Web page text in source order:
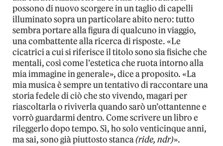
possono di nuovo scorgere in un taglio di capelli
illuminato sopra un particolare abito nero: tutto
sembra portare alla figura di qualcuno in viaggio,
una combattente alla ricerca di risposte. «Le
cicatrici a cui si riferisce il titolo sono sia fisiche che
mentali, così come l’estetica che ruota intorno alla
mia immagine in generale», dice a proposito. «La
mia musica è sempre un tentativo di raccontare una
storia fedele di ciò che sto vivendo, magari per
riascoltarla o riviverla quando sarò un’ottantenne e
vorrò guardarmi dentro. Come scrivere un libro e
rileggerlo dopo tempo. Sì, ho solo venticinque anni,
ma sai, sono già piuttosto stanca(ride, ndr)».